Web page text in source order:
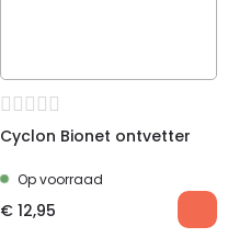
Cyclon Bionet ontvetter
Op voorraad
€ 12,95